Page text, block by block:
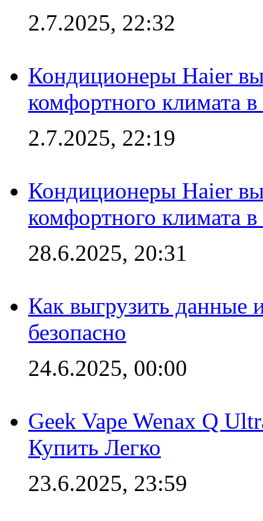
2.7.2025, 22:32
Кондиционеры Haier
комфортного климата
2.7.2025, 22:19
Кондиционеры Haier
комфортного климата
28.6.2025, 20:31
Как выгрузить данные
безопасно
24.6.2025, 00:00
Geek Vape Wenax Q
Купить Легко
23.6.2025, 23:59